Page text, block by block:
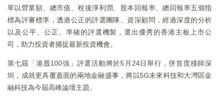
單以營業額、總市值、稅後淨利潤、股本回報率、總回報率五個指
標為評審標準，透過公正的評選團隊、資深顧問，經過深度的分析
以及公平、公正、準確的評選機製，選出優秀的香港主板上市公
司，助力投資者捕捉最新投資機會。
第七屆「港股100強」評選活動將於5月24日舉行，併首度移師深
圳，成就更具覆蓋面的兩地金融盛事，將以5G未來科技和大灣區金
融科技為今屆高峰論壇主題。